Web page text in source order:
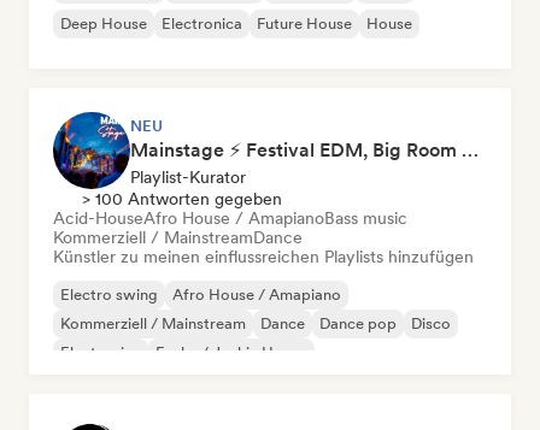
Deep House
Electronica Future House House
NEU
Mainstage ⚡ Festival EDM, Big Room & House Anthems
Playlist-Kurator
> 100 Antworten gegeben
Acid-HouseAfro House / AmapianoBass music
Kommerziell / MainstreamDance
Künstler zu meinen einflussreichen Playlists hinzufügen
Electro swing
Afro House / Amapiano
Kommerziell / Mainstream
Dance Dance pop
Disco
Electronica
Funky / Jackin House